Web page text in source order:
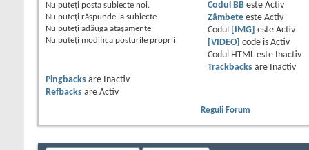
Nu puteţi posta subiecte noi.
Nu puteţi răspunde la subiecte
Nu puteţi adăuga ataşamente
Nu puteţi modifica posturile proprii
Codul BBeste Activ
Zâmbeteeste Activ
Codul
[IMG] este Activ
[VIDEO]
code is Activ
Codul HTML este
Inactiv
Trackbacksare
Inactiv
Pingbacks are
Inactiv
Refbacks are Activ
Reguli Forum